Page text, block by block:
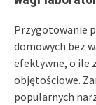
Przygotowanie
domowych bez
efektywne, o ile
objętościowe.
popularnych